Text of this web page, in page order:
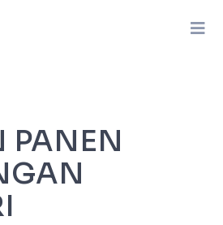
PANEN